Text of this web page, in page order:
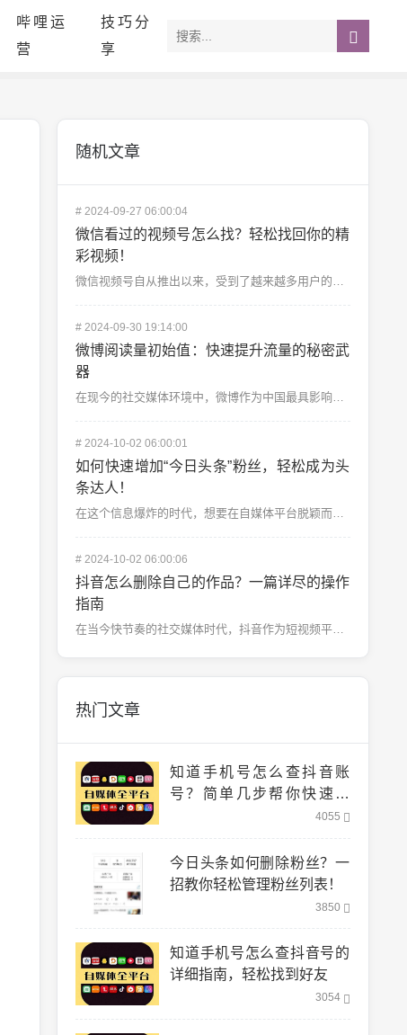
哔哩运
营
技巧分
享
随机文章
#2024-09-27 06:00:04
微信看过的视频号怎么找？轻松找回你的精
彩视频！
微信视频号自从推出以来，受到了越来越多用户的喜爱。无论是搞笑视频、知识科普、还是日常生活的短片，视频...
#2024-09-30 19:14:00
微博阅读量初始值：快速提升流量的秘密武
器
在现今的社交媒体环境中，微博作为中国最具影响力的社交平台之一，拥有庞大的用户基础和极高的互动率。无论...
#2024-10-02 06:00:01
如何快速增加“今日头条”粉丝，轻松成为头
条达人！
在这个信息爆炸的时代，想要在自媒体平台脱颖而出并不容易，而“今日头条”作为国内主流的内容分发平台，拥...
#2024-10-02 06:00:06
抖音怎么删除自己的作品？一篇详尽的操作
指南
在当今快节奏的社交媒体时代，抖音作为短视频平台的巨头，吸引了数亿用户。无论是用来记录生活的日常片段，...
热门文章
知道手机号怎么查抖音账
号？简单几步帮你快速找
4055
今日头条如何删除粉丝？一
招教你轻松管理粉丝列表！
3850
知道手机号怎么查抖音号的
详细指南，轻松找到好友
3054